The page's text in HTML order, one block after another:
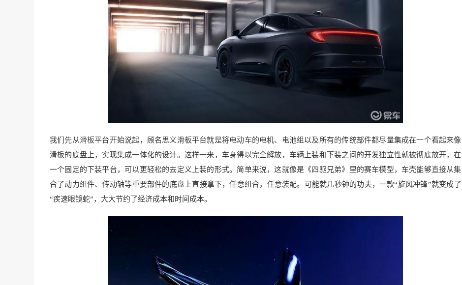
我们先从滑板平台开始说起，顾名思义滑板平台就是将电动车的电机、电池组以及所有的传统部件都尽量集成在一个看起来像
滑板的底盘上，实现集成一体化的设计。这样一来，车身得以完全解放，车辆上装和下装之间的开发独立性就被彻底放开，在
一个固定的下装平台，可以更轻松的去定义上装的形式。简单来说，这就像是《四驱兄弟》里的赛车模型，车壳能够直接从集
合了动力组件、传动轴等重要部件的底盘上直接拿下，任意组合，任意装配。可能就几秒钟的功夫，一款“旋风冲锋”就变成了
“疾速眼镜蛇”，大大节约了经济成本和时间成本。